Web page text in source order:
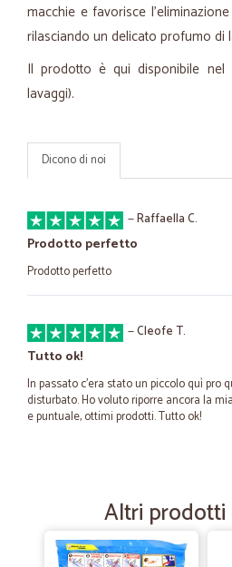
macchie e favorisce
rilasciando un delicato profumo di
Il prodotto è qui disponibile
lavaggi).
Dicono di noi
—Raffaella C.
Prodotto perfetto
Prodotto perfetto
—Cleofe T.
Tutto ok!
In passato c’era stato un piccolo quì pro
disturbato. Ho voluto riporre ancora la
e puntuale, ottimi prodotti. Tutto ok!
Tutto perfetto
Tutto perfetto, spedizione veloce,
assistenza molto cortese.
Altri prodotti